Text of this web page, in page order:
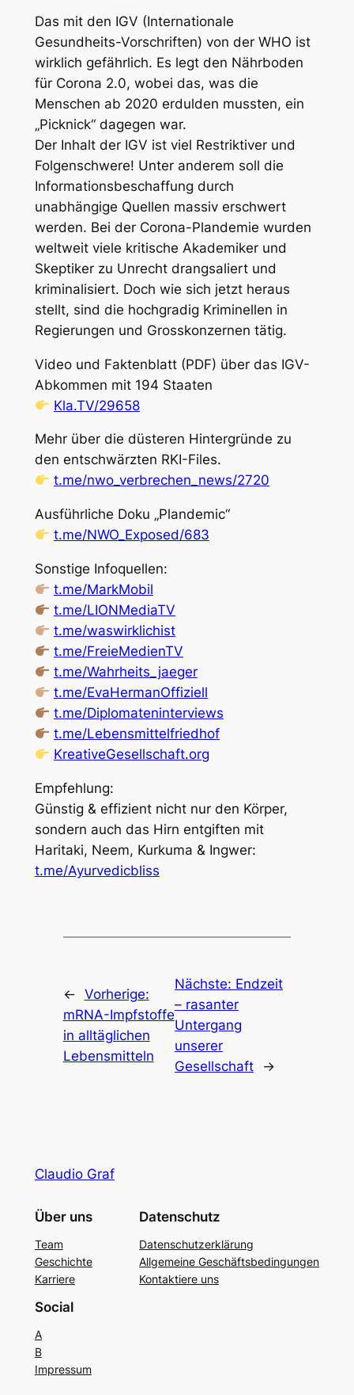
Das mit den IGV (Internationale
Gesundheits-Vorschriften) von der WHO ist
wirklich gefährlich. Es legt den Nährboden
für Corona 2.0, wobei das, was die
Menschen ab 2020 erdulden mussten, ein
„Picknick“ dagegen war.
Der Inhalt der IGV ist viel Restriktiver und
Folgenschwere! Unter anderem soll die
Informationsbeschaffung durch
unabhängige Quellen massiv erschwert
werden. Bei der Corona-Plandemie wurden
weltweit viele kritische Akademiker und
Skeptiker zu Unrecht drangsaliert und
kriminalisiert. Doch wie sich jetzt heraus
stellt, sind die hochgradig Kriminellen in
Regierungen und Grosskonzernen tätig.
Video und Faktenblatt (PDF) über das IGV-
Abkommen mit 194 Staaten
Kla.TV/29658
Mehr über die düsteren Hintergründe zu
den entschwärzten RKI-Files.
t.me/nwo_verbrechen_news/2720
Ausführliche Doku „Plandemic“
t.me/NWO_Exposed/683
Sonstige Infoquellen:
t.me/MarkMobil
t.me/LIONMediaTV
t.me/waswirklichist
t.me/FreieMedienTV
t.me/Wahrheits_jaeger
t.me/EvaHermanOffiziell
t.me/Diplomateninterviews
t.me/Lebensmittelfriedhof
KreativeGesellschaft.org
Empfehlung:
Günstig & effizient nicht nur den Körper,
sondern auch das Hirn entgiften mit
Haritaki, Neem, Kurkuma & Ingwer:
t.me/Ayurvedicbliss
← Vorherige:
mRNA-Impfstoffe
in alltäglichen
Lebensmitteln
Nächste: Endzeit
– rasanter
Untergang
unserer
Gesellschaft
→
Claudio Graf
Über uns
Team
Geschichte
Karriere
Datenschutz
Datenschutzerklärung
Allgemeine Geschäftsbedingungen
Kontaktiere uns
Social
A
B
Impressum